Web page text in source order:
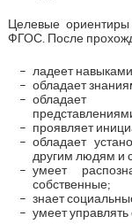
Целевые
ФГОС. После
ладеет
обладает
обладает
проявляет
обладает
другим людям и
умеет
собственные;
знает
умеет управлять